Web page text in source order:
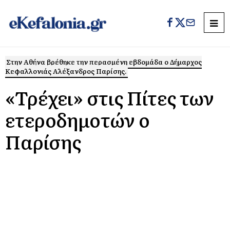
Στην Αθήνα βρέθηκε την περασμένη εβδομάδα ο Δήμαρχος
Κεφαλλονιάς Αλέξανδρος Παρίσης.
«Τρέχει» στις Πίτες των
ετεροδημοτών ο
Παρίσης